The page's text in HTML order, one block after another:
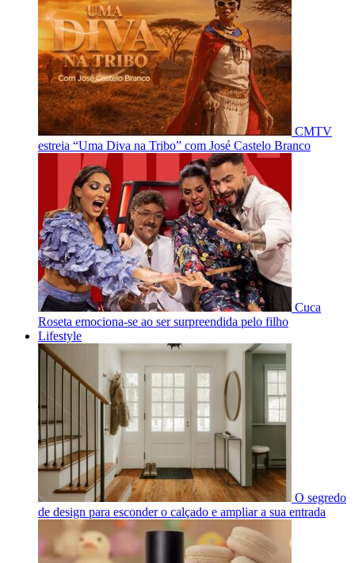
CMTV
estreia “Uma Diva na Tribo” com José Castelo Branco
Cuca
Roseta emociona-se ao ser surpreendida pelo filho
Lifestyle
O segredo
de design para esconder o calçado e ampliar a sua entrada